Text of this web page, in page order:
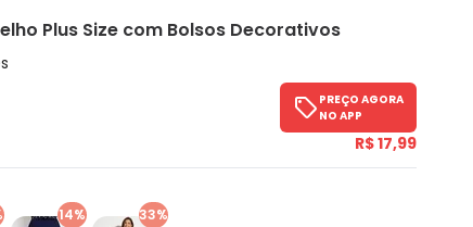
Plus Size com Bolsos Decorativos
PREÇO AGORA
NO APP
R$ 17,99
14% 33%